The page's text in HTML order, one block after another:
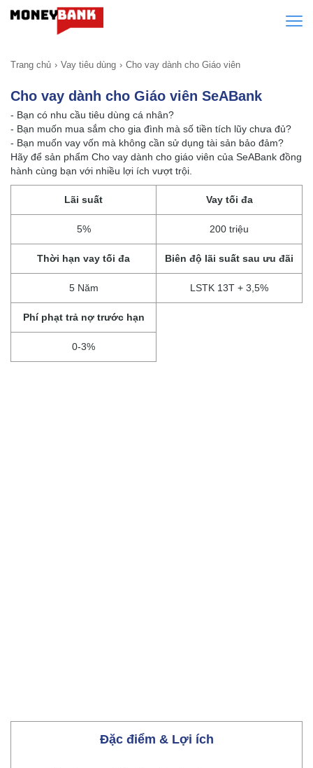
Trang chủ Vay tiêu dùng Cho vay dành cho Giáo viên
Cho vay dành cho Giáo viên SeABank
- Bạn có nhu cầu tiêu dùng cá nhân?
- Bạn muốn mua sắm cho gia đình mà số tiền tích lũy chưa đủ?
- Bạn muốn vay vốn mà không cần sử dụng tài sản bảo đảm?
Hãy để sản phẩm Cho vay dành cho giáo viên của SeABank đồng
hành cùng bạn với nhiều lợi ích vượt trội.
Lãi suất
5%
Vay tối đa
200 triệu
Thời hạn vay tối đa
5 Năm
Biên độ lãi suất sau ưu đãi
LSTK 13T + 3,5%
Phí phạt trả nợ trước hạn
0-3%
Đặc điểm & Lợi ích